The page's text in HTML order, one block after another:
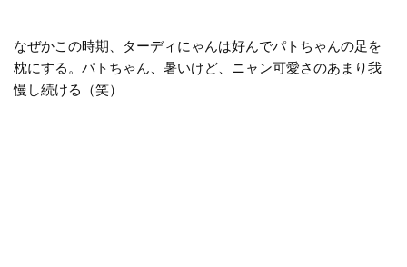
なぜかこの時期、ターディにゃんは好んでパトちゃんの足を
枕にする。パトちゃん、暑いけど、ニャン可愛さのあまり我
慢し続ける（笑）